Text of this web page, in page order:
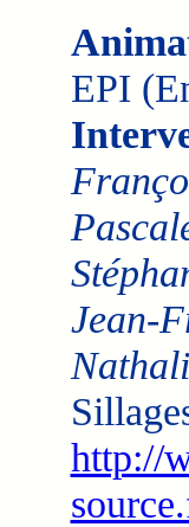
EPI
Jean-
http://